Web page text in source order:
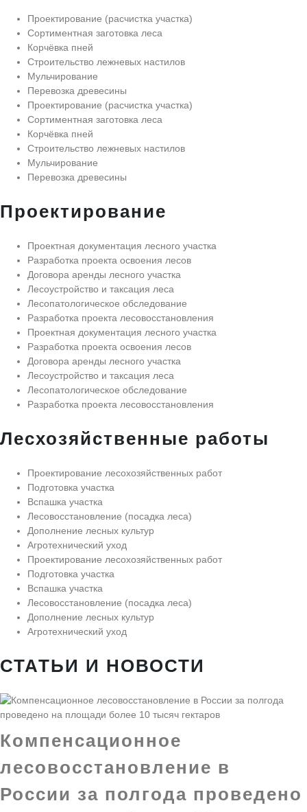
Проектирование (расчистка участка)
Сортиментная заготовка леса
Корчёвка пней
Строительство лежневых настилов
Мульчирование
Перевозка древесины
Проектирование (расчистка участка)
Сортиментная заготовка леса
Корчёвка пней
Строительство лежневых настилов
Мульчирование
Перевозка древесины
Проектирование
Проектная документация лесного участка
Разработка проекта освоения лесов
Договора аренды лесного участка
Лесоустройство и таксация леса
Лесопатологическое обследование
Разработка проекта лесовосстановления
Проектная документация лесного участка
Разработка проекта освоения лесов
Договора аренды лесного участка
Лесоустройство и таксация леса
Лесопатологическое обследование
Разработка проекта лесовосстановления
Лесхозяйственные работы
Проектирование лесохозяйственных работ
Подготовка участка
Вспашка участка
Лесовосстановление (посадка леса)
Дополнение лесных культур
Агротехнический уход
Проектирование лесохозяйственных работ
Подготовка участка
Вспашка участка
Лесовосстановление (посадка леса)
Дополнение лесных культур
Агротехнический уход
СТАТЬИ И НОВОСТИ
Компенсационное
лесовосстановление в
России за полгода проведено